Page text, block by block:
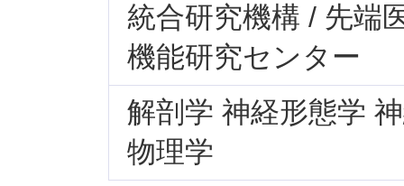
統合研究機構 / 先端
機能研究センター
解剖学 神経形態学
物理学